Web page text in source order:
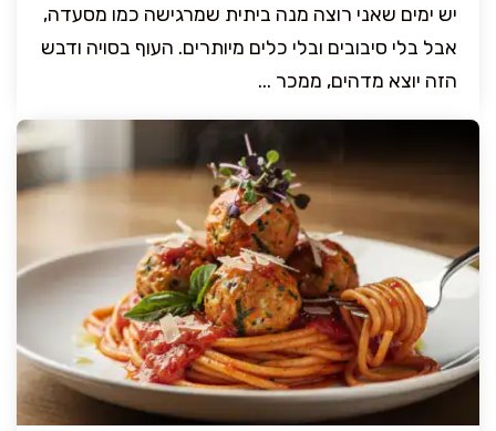
יש ימים שאני רוצה מנה ביתית שמרגישה כמו מסעדה,
אבל בלי סיבובים ובלי כלים מיותרים. העוף בסויה ודבש
הזה יוצא מדהים, ממכר ...